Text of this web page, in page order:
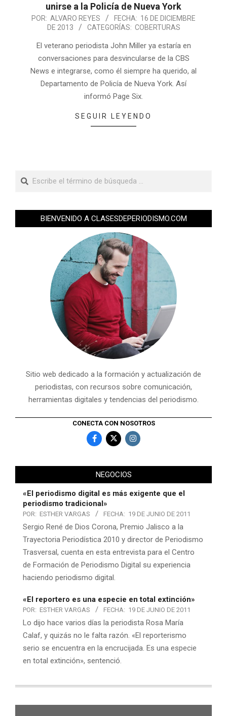
unirse a la Policía de Nueva York
POR: ALVARO REYES FECHA: 16 DE DICIEMBRE
DE 2013
CATEGORÍAS: COBERTURAS
El veterano periodista John Miller ya estaría en
conversaciones para desvincularse de la CBS
News e integrarse, como él siempre ha querido, al
Departamento de Policía de Nueva York. Así
informó Page Six.
SEGUIR LEYENDO
BIENVENIDO A CLASESDEPERIODISMO.COM
Sitio web dedicado a la formación y actualización de
periodistas, con recursos sobre comunicación,
herramientas digitales y tendencias del periodismo.
CONECTA CON NOSOTROS
NEGOCIOS
«El periodismo digital es más exigente que el
periodismo tradicional»
POR: ESTHER VARGAS FECHA: 19 DE JUNIO DE 2011
Sergio René de Dios Corona, Premio Jalisco a la
Trayectoria Periodística 2010 y director de Periodismo
Trasversal, cuenta en esta entrevista para el Centro
de Formación de Periodismo Digital su experiencia
haciendo periodismo digital.
«El reportero es una especie en total extinción»
POR: ESTHER VARGAS FECHA: 19 DE JUNIO DE 2011
Lo dijo hace varios días la periodista Rosa María
Calaf, y quizás no le falta razón. «El reporterismo
serio se encuentra en la encrucijada. Es una especie
en total extinción», sentenció.